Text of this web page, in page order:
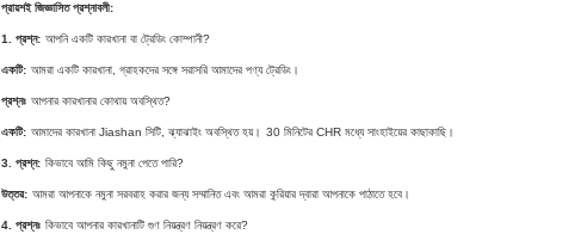
প্রায়শই জিজ্ঞাসিত প্রশ্নাবলী:
1. প্রশ্ন: আপনি একটি কারখানা বা ট্রেডিং কোম্পানী?
একটি: আমরা একটি কারখানা, গ্রাহকদের সঙ্গে সরাসরি আমাদের পণ্য ট্রেডিং।
প্রশ্নঃ আপনার কারখানার কোথায় অবস্থিত?
একটি: আমাদের কারখানা Jiashan সিটি, ঝ্যাঝাইং অবস্থিত হয়। 30 মিনিটের CHR মধ্যে সাংহাইয়ের কাছাকাছি।
3. প্রশ্ন: কিভাবে আমি কিছু নমুনা পেতে পারি?
উত্তর: আমরা আপনাকে নমুনা সরবরাহ করার জন্য সম্মানিত এবং আমরা কুরিয়ার দ্বারা আপনাকে পাঠাতে হবে।
4. প্রশ্নঃ কিভাবে আপনার কারখানাটি গুণ নিয়ন্ত্রণ নিয়ন্ত্রণ করে?